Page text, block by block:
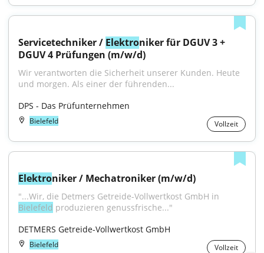
Servicetechniker / Elektroniker für DGUV 3 +
DGUV 4 Prüfungen (m/w/d)
Wir verantworten die Sicherheit unserer Kunden. Heute
und morgen. Als einer der führenden...
DPS - Das Prüfunternehmen
Bielefeld Vollzeit
Elektroniker / Mechatroniker (m/w/d)
Bielefeld produzieren genussfrische..."
DETMERS Getreide-Vollwertkost GmbH
Bielefeld Vollzeit